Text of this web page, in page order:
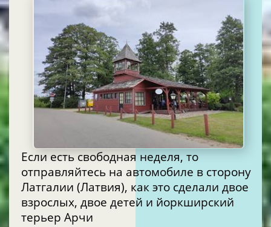
Если есть свободная неделя, то
отправляйтесь на автомобиле в сторону
Латгалии (Латвия), как это сделали двое
взрослых, двое детей и йоркширский
терьер Арчи